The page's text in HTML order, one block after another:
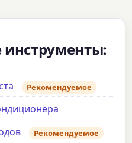
Рекомендуемое
Рекомендуемое